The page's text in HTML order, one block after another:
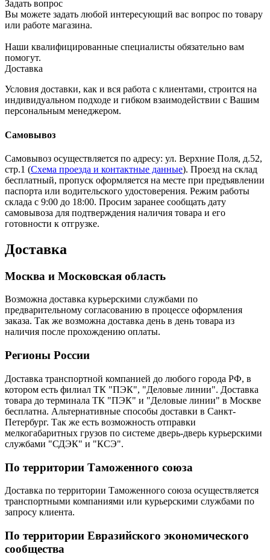
Задать вопрос
Вы можете задать любой интересующий вас вопрос по товару
или работе магазина.
Наши квалифицированные специалисты обязательно вам
помогут.
Доставка
Условия доставки, как и вся работа с клиентами, строится на
индивидуальном подходе и гибком взаимодействии с Вашим
персональным менеджером.
Самовывоз
Самовывоз осуществляется по адресу: ул. Верхние Поля, д.52,
стр.1 (Схема проезда и контактные данные). Проезд на склад
бесплатный, пропуск оформляется на месте при предъявлении
паспорта или водительского удостоверения. Режим работы
склада с 9:00 до 18:00. Просим заранее сообщать дату
самовывоза для подтверждения наличия товара и его
готовности к отгрузке.
Доставка
Москва и Московская область
Возможна доставка курьерскими службами по
предварительному согласованию в процессе оформления
заказа. Так же возможна доставка день в день товара из
наличия после прохождению оплаты.
Регионы России
Доставка транспортной компанией до любого города РФ, в
котором есть филиал ТК "ПЭК", "Деловые линии". Доставка
товара до терминала ТК "ПЭК" и "Деловые линии" в Москве
бесплатна. Альтернативные способы доставки в Санкт-
Петербург. Так же есть возможность отправки
мелкогабаритных грузов по системе дверь-дверь курьерскими
службами "СДЭК" и "КСЭ".
По территории Таможенного союза
Доставка по территории Таможенного союза осуществляется
транспортными компаниями или курьерскими службами по
запросу клиента.
По территории Евразийского экономического
сообщества